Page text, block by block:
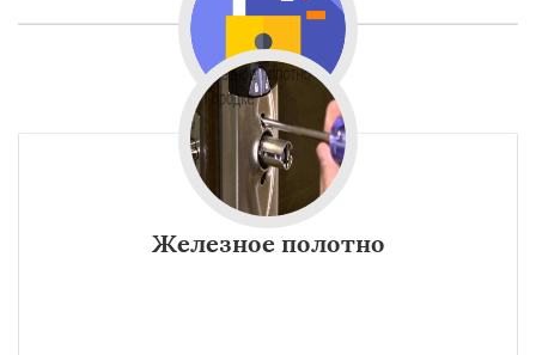
Железное полотно